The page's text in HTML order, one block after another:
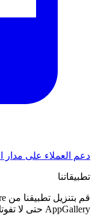
دعم العملاء على مدار
تطبيقاتنا
AppGallery حتى لا تفوتك العروض الرائعة.